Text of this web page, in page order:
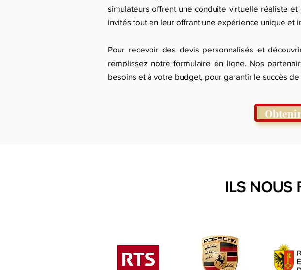
simulateurs offrent une conduite virtuelle réaliste
invités tout en leur offrant une expérience unique et
Pour recevoir des devis personnalisés et
remplissez notre formulaire en ligne. Nos
besoins et à votre budget, pour garantir le succès
ILS NOUS